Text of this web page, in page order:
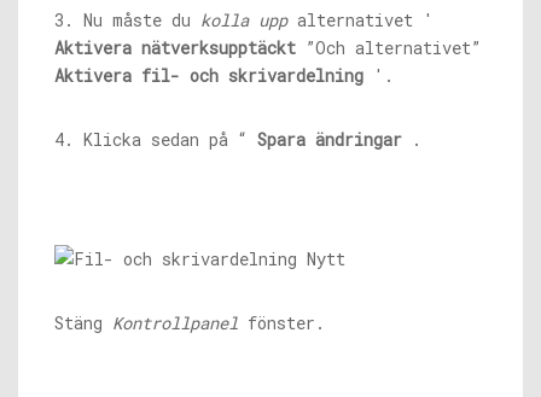
3. Nu måste du kolla uppalternativet '
Aktivera nätverksupptäckt ”Och alternativet”
Aktivera fil- och skrivardelning '.
4. Klicka sedan på “ Spara ändringar .
Stäng Kontrollpanel fönster.